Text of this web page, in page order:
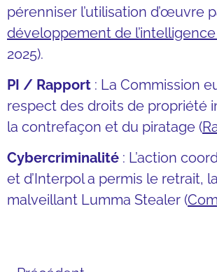
pérenniser l’utilisation d’œuvre
développement de
2025).
PI / Rapport : La Commission
respect des droits de propriété
la contrefaçon et du piratage (
Cybercriminalité : L’action
et d’Interpol a permis le retrait,
malveillant Lumma Stealer (